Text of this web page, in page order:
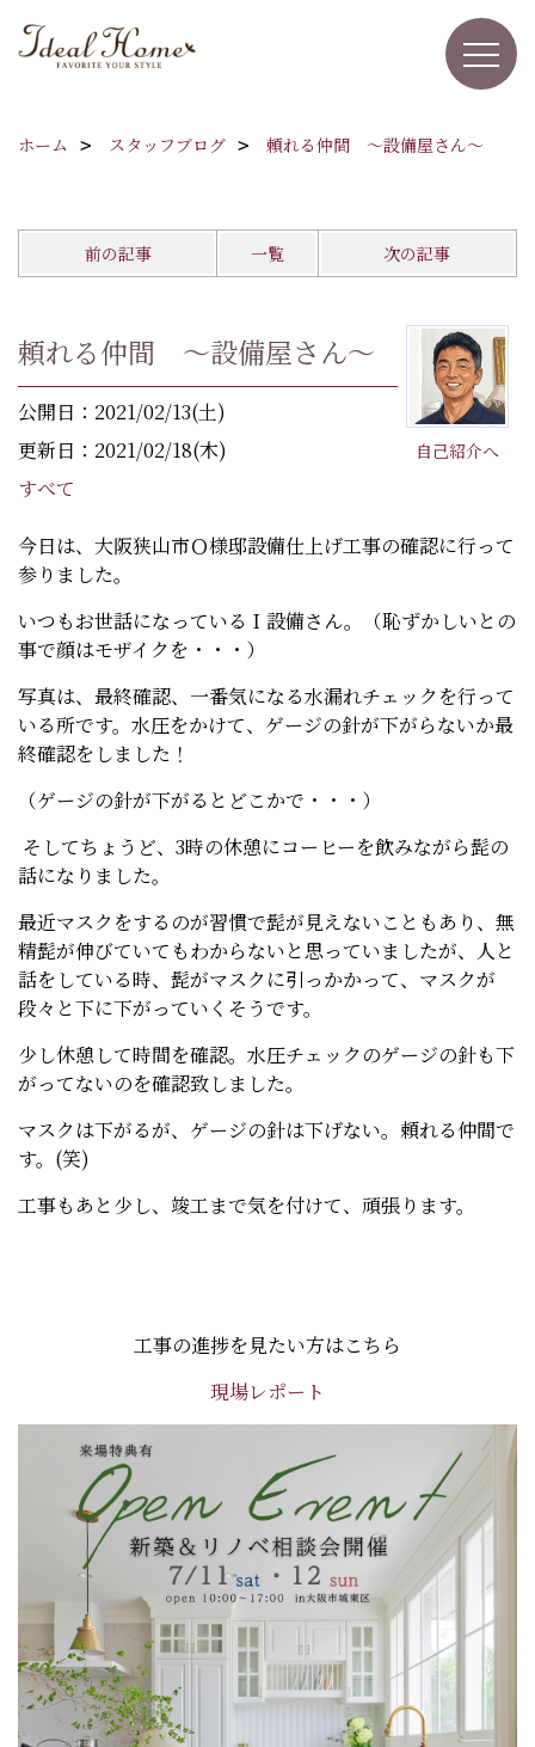
ホーム スタッフブログ 頼れる仲間 ～設備屋さん～
前の記事 一覧 次の記事
自己紹介へ
頼れる仲間 ～設備屋さん～
公開日：2021/02/13(土)
更新日：2021/02/18(木)
すべて
今日は、大阪狭山市Ｏ様邸設備仕上げ工事の確認に行って
参りました。
いつもお世話になっているＩ設備さん。（恥ずかしいとの
事で顔はモザイクを・・・）
写真は、最終確認、一番気になる水漏れチェックを行って
いる所です。水圧をかけて、ゲージの針が下がらないか最
終確認をしました！
（ゲージの針が下がるとどこかで・・・）
そしてちょうど、3時の休憩にコーヒーを飲みながら髭の
話になりました。
最近マスクをするのが習慣で髭が見えないこともあり、無
精髭が伸びていてもわからないと思っていましたが、人と
話をしている時、髭がマスクに引っかかって、マスクが
段々と下に下がっていくそうです。
少し休憩して時間を確認。水圧チェックのゲージの針も下
がってないのを確認致しました。
マスクは下がるが、ゲージの針は下げない。頼れる仲間で
す。(笑)
工事もあと少し、竣工まで気を付けて、頑張ります。
工事の進捗を見たい方はこちら
現場レポート